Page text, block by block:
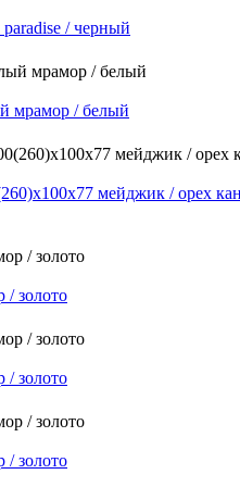
/ черный
мрамор / белый
мейджик / орех
/ золото
/ золото
/ золото